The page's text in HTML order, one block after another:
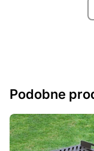
Podobne